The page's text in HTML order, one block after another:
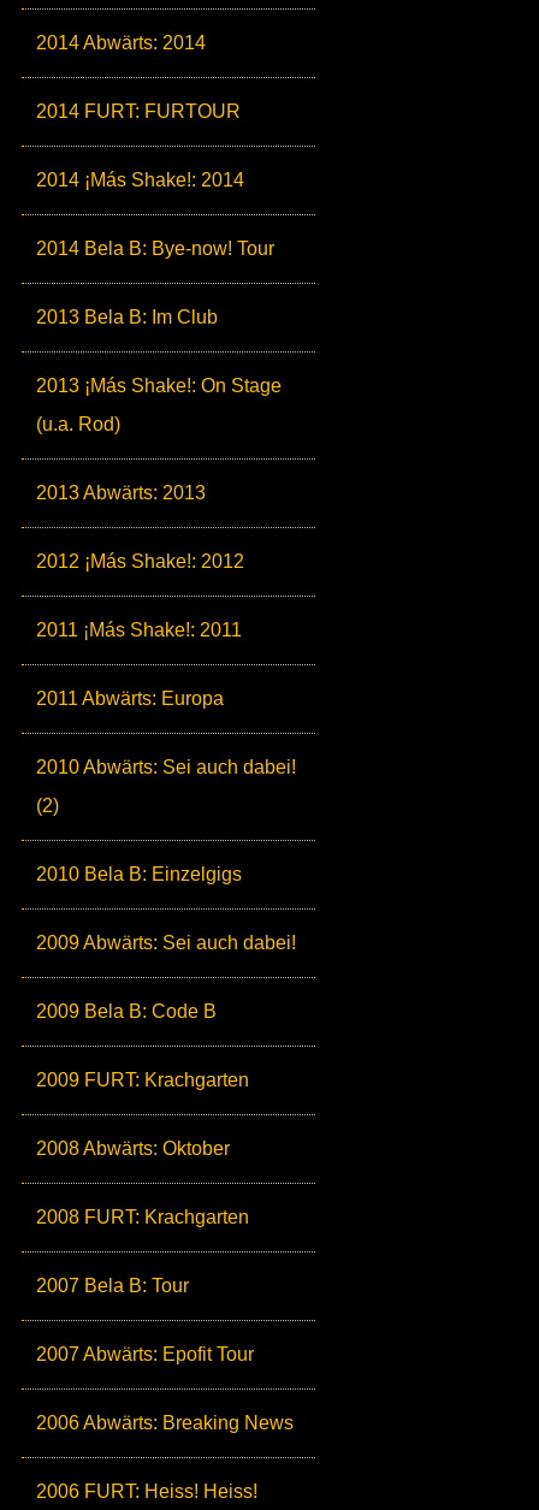
2014 Abwärts: 2014
2014 FURT: FURTOUR
2014 ¡Más Shake!: 2014
2014 Bela B: Bye-now! Tour
2013 Bela B: Im Club
2013 ¡Más Shake!: On Stage
(u.a. Rod)
2013 Abwärts: 2013
2012 ¡Más Shake!: 2012
2011 ¡Más Shake!: 2011
2011 Abwärts: Europa
2010 Abwärts: Sei auch dabei!
(2)
2010 Bela B: Einzelgigs
2009 Abwärts: Sei auch dabei!
2009 Bela B: Code B
2009 FURT: Krachgarten
2008 Abwärts: Oktober
2008 FURT: Krachgarten
2007 Bela B: Tour
2007 Abwärts: Epofit Tour
2006 Abwärts: Breaking News
2006 FURT: Heiss! Heiss!